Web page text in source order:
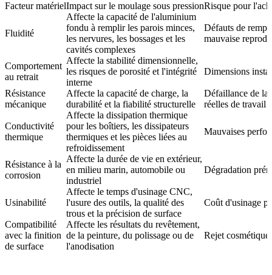
Facteur matérielImpact sur le moulage sous pressionRisque pour
Fluidité
Affecte la capacité de l'aluminium
fondu à remplir les parois minces,
les nervures, les bossages et les
cavités complexes
Défauts de
mauvaise
Comportement
au retrait
Affecte la stabilité dimensionnelle,
les risques de porosité et l'intégrité
interne
Dimensions
Résistance
mécanique
Affecte la capacité de charge, la
durabilité et la fiabilité structurelle
Défaillance de la
réelles de travail
Conductivité
thermique
Affecte la dissipation thermique
pour les boîtiers, les dissipateurs
thermiques et les pièces liées au
refroidissement
Mauvaises
Résistance à la
corrosion
Affecte la durée de vie en extérieur,
en milieu marin, automobile ou
industriel
Dégradation
Usinabilité
Affecte le temps d'usinage CNC,
l'usure des outils, la qualité des
trous et la précision de surface
Coût d'usinage
Compatibilité
avec la finition
de surface
Affecte les résultats du revêtement,
de la peinture, du polissage ou de
l'anodisation
Rejet